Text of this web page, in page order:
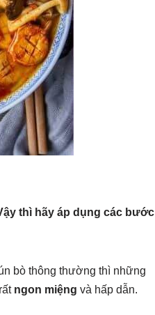
thì hãy áp dụng các bước
bò thông thường thì những
ngon miệng và hấp dẫn.